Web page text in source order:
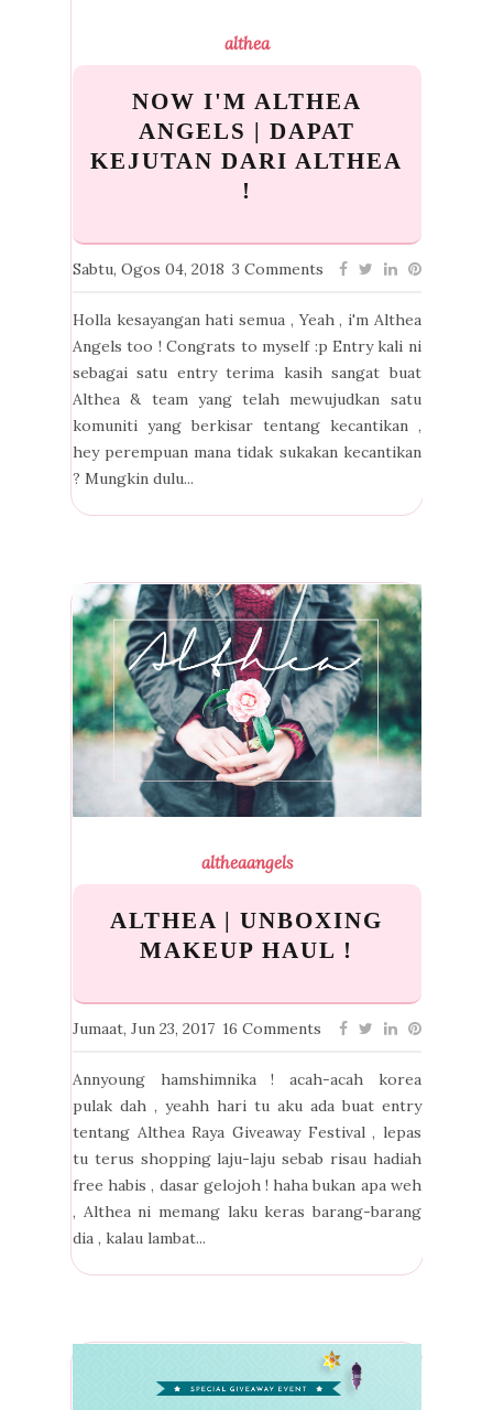
althea
NOW I'M ALTHEA
ANGELS | DAPAT
KEJUTAN DARI ALTHEA
!
Sabtu, Ogos 04, 2018 3 Comments
Holla kesayangan hati semua , Yeah , i'm Althea
Angels too ! Congrats to myself :p Entry kali ni
sebagai satu entry terima kasih sangat buat
Althea & team yang telah mewujudkan satu
komuniti yang berkisar tentang kecantikan ,
hey perempuan mana tidak sukakan kecantikan
? Mungkin dulu...
altheaangels
ALTHEA | UNBOXING
MAKEUP HAUL !
Jumaat, Jun 23, 2017 16 Comments
Annyoung hamshimnika ! acah-acah korea
pulak dah , yeahh hari tu aku ada buat entry
tentang Althea Raya Giveaway Festival , lepas
tu terus shopping laju-laju sebab risau hadiah
free habis , dasar gelojoh ! haha bukan apa weh
, Althea ni memang laku keras barang-barang
dia , kalau lambat...